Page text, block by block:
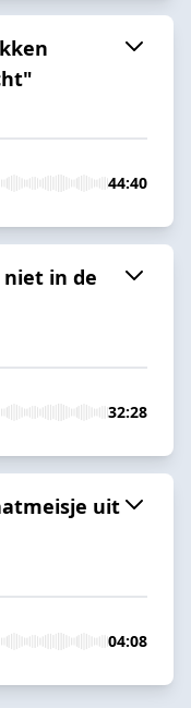
44:40
niet in de
32:28
uit
04:08